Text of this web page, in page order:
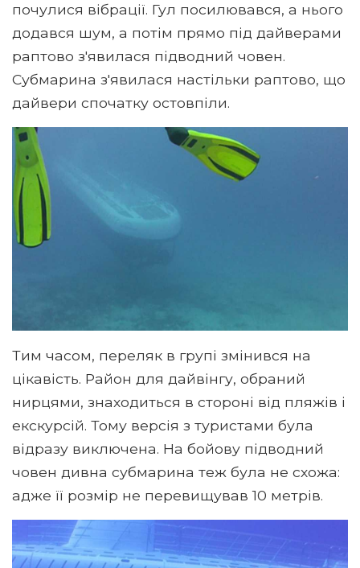
почулися вібрації. Гул посилювався, а нього
додався шум, а потім прямо під дайверами
раптово з'явилася підводний човен.
Субмарина з'явилася настільки раптово, що
дайвери спочатку остовпіли.
Тим часом, переляк в групі змінився на
цікавість. Район для дайвінгу, обраний
нирцями, знаходиться в стороні від пляжів і
екскурсій. Тому версія з туристами була
відразу виключена. На бойову підводний
човен дивна субмарина теж була не схожа:
адже її розмір не перевищував 10 метрів.